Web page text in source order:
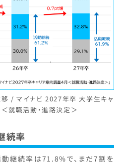
移 / マイナビ 2027年卒 大学生キャ
就職活動・進路決定＞
続率
継続率は71.8%で、まだ7割を